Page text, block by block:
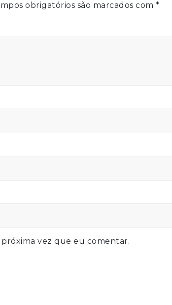
obrigatórios são marcados com *
vez que eu comentar.